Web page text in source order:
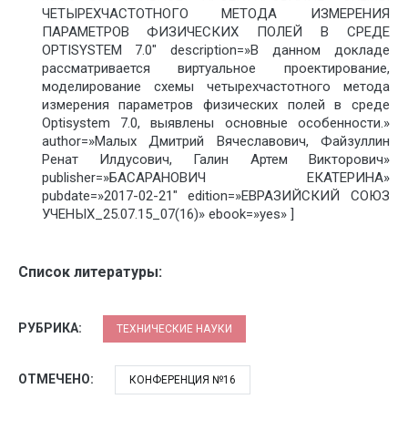
ЧЕТЫРЕХЧАСТОТНОГО МЕТОДА ИЗМЕРЕНИЯ
ПАРАМЕТРОВ ФИЗИЧЕСКИХ ПОЛЕЙ В СРЕДЕ
OPTISYSTEM 7.0″ description=»В данном докладе
рассматривается виртуальное проектирование,
моделирование схемы четырехчастотного метода
измерения параметров физических полей в среде
Optisystem 7.0, выявлены основные особенности.»
author=»Малых Дмитрий Вячеславович, Файзуллин
Ренат Илдусович, Галин Артем Викторович»
publisher=»БАСАРАНОВИЧ ЕКАТЕРИНА»
pubdate=»2017-02-21″ edition=»ЕВРАЗИЙСКИЙ СОЮЗ
УЧЕНЫХ_25.07.15_07(16)» ebook=»yes» ]
Список литературы:
РУБРИКА: ТЕХНИЧЕСКИЕ НАУКИ
ОТМЕЧЕНО: КОНФЕРЕНЦИЯ №16